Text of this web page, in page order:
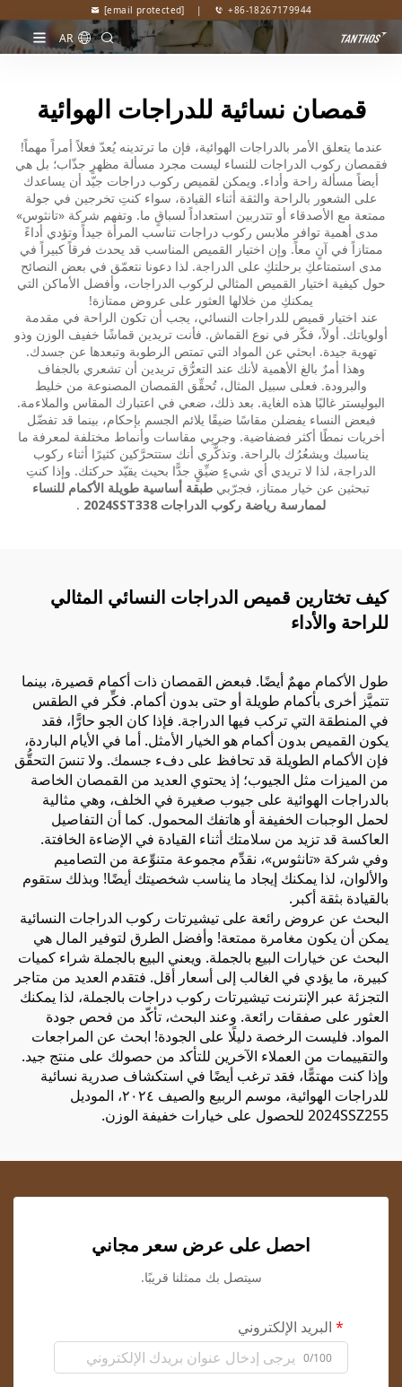
[email protected] | +86-18267179944
AR
قمصان نسائية للدراجات الهوائية
عندما يتعلق الأمر بالدراجات الهوائية، فإن ما ترتدينه يُعدّ فعلاً أمراً مهماً!
فقمصان ركوب الدراجات للنساء ليست مجرد مسألة مظهرٍ جذّاب؛ بل هي
أيضاً مسألة راحة وأداء. ويمكن لقميص ركوب دراجات جيّد أن يساعدك
على الشعور بالراحة والثقة أثناء القيادة، سواء كنتِ تخرجين في جولة
ممتعة مع الأصدقاء أو تتدربين استعداداً لسباقٍ ما. وتفهم شركة «تانثوس»
مدى أهمية توافر ملابس ركوب دراجات تناسب المرأة جيداً وتؤدي أداءً
ممتازاً في آنٍ معاً. وإن اختيار القميص المناسب قد يحدث فرقاً كبيراً في
مدى استمتاعكِ برحلتكِ على الدراجة. لذا دعونا نتعمّق في بعض النصائح
حول كيفية اختيار القميص المثالي لركوب الدراجات، وأفضل الأماكن التي
يمكنكِ من خلالها العثور على عروض ممتازة!
عند اختيار قميص للدراجات النسائي، يجب أن تكون الراحة في مقدمة
أولوياتك. أولاً، فكّر في نوع القماش. فأنت تريدين قماشًا خفيف الوزن وذو
تهوية جيدة. ابحثي عن المواد التي تمتص الرطوبة وتبعدها عن جسدك.
وهذا أمرٌ بالغ الأهمية لأنك عند التعرُّق تريدين أن تشعري بالجفاف
والبرودة. فعلى سبيل المثال، تُحقِّق القمصان المصنوعة من خليط
البوليستر غالبًا هذه الغاية. بعد ذلك، ضعي في اعتبارك المقاس والملاءمة.
فبعض النساء يفضلن مقاسًا ضيقًا يلائم الجسم بإحكام، بينما قد تفضّل
أخريات نمطًا أكثر فضفاضية. وجربِي مقاسات وأنماط مختلفة لمعرفة ما
يناسبك ويشعُرُك بالراحة. وتذكَّري أنك ستتحرَّكين كثيرًا أثناء ركوب
الدراجة، لذا لا تريدي أي شيءٍ ضيِّقٍ جدًّا بحيث يقيّد حركتك. وإذا كنتِ
تبحثين عن خيار ممتاز، فجرّبي طبقة أساسية طويلة الأكمام للنساء
لممارسة رياضة ركوب الدراجات 2024SST338
.
كيف تختارين قميص الدراجات النسائي المثالي
للراحة والأداء
طول الأكمام مهمٌ أيضًا. فبعض القمصان ذات أكمام قصيرة، بينما
تتميَّز أخرى بأكمام طويلة أو حتى بدون أكمام. فكِّر في الطقس
في المنطقة التي تركب فيها الدراجة. فإذا كان الجو حارًّا، فقد
يكون القميص بدون أكمام هو الخيار الأمثل. أما في الأيام الباردة،
فإن الأكمام الطويلة قد تحافظ على دفء جسمك. ولا تنسَ التحقُّق
من الميزات مثل الجيوب؛ إذ يحتوي العديد من القمصان الخاصة
بالدراجات الهوائية على جيوب صغيرة في الخلف، وهي مثالية
لحمل الوجبات الخفيفة أو هاتفك المحمول. كما أن التفاصيل
العاكسة قد تزيد من سلامتك أثناء القيادة في الإضاءة الخافتة.
وفي شركة «تانثوس»، نقدِّم مجموعة متنوِّعة من التصاميم
والألوان، لذا يمكنك إيجاد ما يناسب شخصيتك أيضًا! وبذلك ستقوم
بالقيادة بثقة أكبر.
البحث عن عروض رائعة على تيشيرتات ركوب الدراجات النسائية
يمكن أن يكون مغامرة ممتعة! وأفضل الطرق لتوفير المال هي
البحث عن خيارات البيع بالجملة. ويعني البيع بالجملة شراء كميات
كبيرة، ما يؤدي في الغالب إلى أسعار أقل. فتقدم العديد من متاجر
التجزئة عبر الإنترنت تيشيرتات ركوب دراجات بالجملة، لذا يمكنك
العثور على صفقات رائعة. وعند البحث، تأكّد من فحص جودة
المواد. فليست الرخصة دليلًا على الجودة! ابحث عن المراجعات
والتقييمات من العملاء الآخرين للتأكد من حصولك على منتج جيد.
وإذا كنت مهتمًّا، فقد ترغب أيضًا في استكشاف صدرية نسائية
للدراجات الهوائية، موسم الربيع والصيف ٢٠٢٤، الموديل
2024SSZ255 للحصول على خيارات خفيفة الوزن.
احصل على عرض سعر مجاني
سيتصل بك ممثلنا قريبًا.
البريد الإلكتروني
0/100